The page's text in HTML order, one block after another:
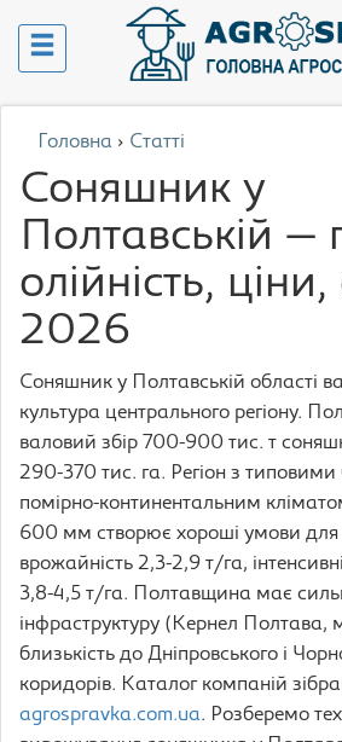
Головна › Статті
Соняшник у
Полтавській —
олійність,
2026
Соняшник у Полтавській області
культура центрального регіону.
валовий збір 700-900 тис. т
290-370 тис. га. Регіон з
помірно-континентальним
600 мм створює хороші умови для
врожайність 2,3-2,9 т/га,
3,8-4,5 т/га. Полтавщина має
інфраструктуру (Кернел Полтава,
близькість до Дніпровського і
коридорів. Каталог компаній
agrospravka.com.ua. Розберемо